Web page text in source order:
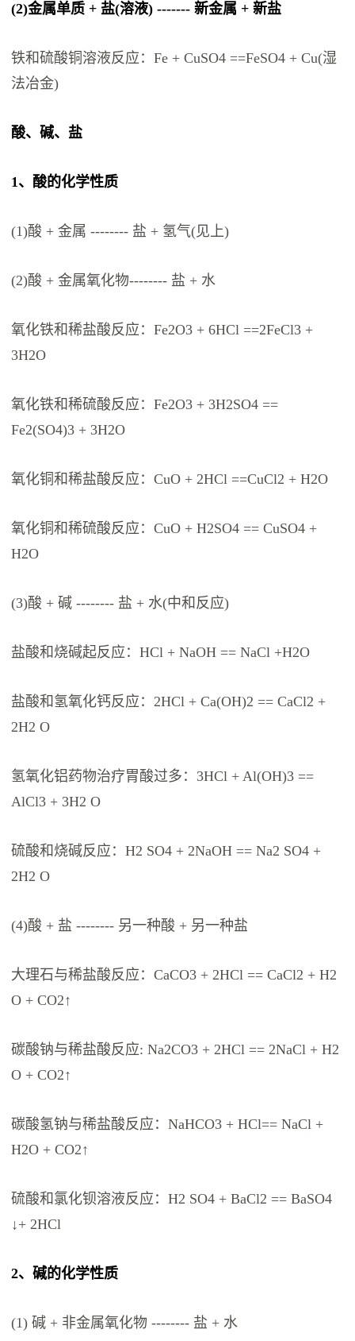
(2)金属单质 + 盐(溶液) ------- 新金属 + 新盐
铁和硫酸铜溶液反应：Fe + CuSO4 ==FeSO4 + Cu(湿
法冶金)
酸、碱、盐
1、酸的化学性质
(1)酸 + 金属 -------- 盐 + 氢气(见上)
(2)酸 + 金属氧化物-------- 盐 + 水
氧化铁和稀盐酸反应：Fe2O3 + 6HCl ==2FeCl3 +
3H2O
氧化铁和稀硫酸反应：Fe2O3 + 3H2SO4 ==
Fe2(SO4)3 + 3H2O
氧化铜和稀盐酸反应：CuO + 2HCl ==CuCl2 + H2O
氧化铜和稀硫酸反应：CuO + H2SO4 == CuSO4 +
H2O
(3)酸 + 碱 -------- 盐 + 水(中和反应)
盐酸和烧碱起反应：HCl + NaOH == NaCl +H2O
盐酸和氢氧化钙反应：2HCl + Ca(OH)2 == CaCl2 +
2H2 O
氢氧化铝药物治疗胃酸过多：3HCl + Al(OH)3 ==
AlCl3 + 3H2 O
硫酸和烧碱反应：H2 SO4 + 2NaOH == Na2 SO4 +
2H2 O
(4)酸 + 盐 -------- 另一种酸 + 另一种盐
大理石与稀盐酸反应：CaCO3 + 2HCl == CaCl2 + H2
O + CO2↑
碳酸钠与稀盐酸反应: Na2CO3 + 2HCl == 2NaCl + H2
O + CO2↑
碳酸氢钠与稀盐酸反应：NaHCO3 + HCl== NaCl +
H2O + CO2↑
硫酸和氯化钡溶液反应：H2 SO4 + BaCl2 == BaSO4
↓+ 2HCl
2、碱的化学性质
(1) 碱 + 非金属氧化物 -------- 盐 + 水